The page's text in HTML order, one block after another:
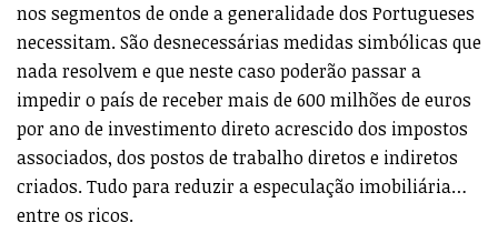
nos segmentos de onde a generalidade dos Portugueses
necessitam. São desnecessárias medidas simbólicas que
nada resolvem e que neste caso poderão passar a
impedir o país de receber mais de 600 milhões de euros
por ano de investimento direto acrescido dos impostos
associados, dos postos de trabalho diretos e indiretos
criados. Tudo para reduzir a especulação imobiliária…
entre os ricos.